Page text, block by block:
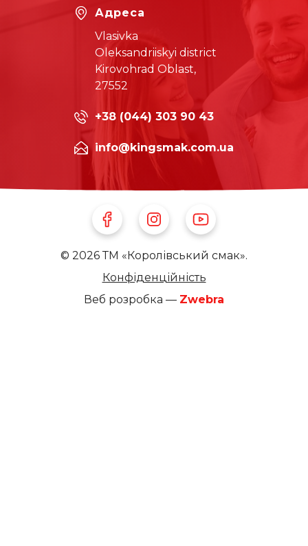
Адреса
Vlasivka
Oleksandriiskyi district
Kirovohrad Oblast,
27552
+38 (044) 303 90 43
info@kingsmak.com.ua
© 2026 ТМ «Королівський смак».
Конфіденційність
Follow Us on Facebook
Follow Us on Instagram
Follow Us on Youtube
Веб розробка — Zwebra